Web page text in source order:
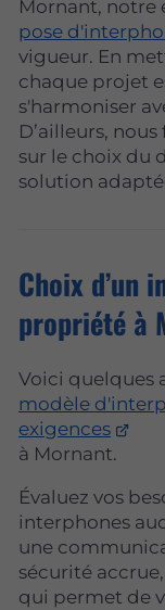
Mornant, notre
pose
vigueur. En
chaque projet
s'harmoniser
D’ailleurs,
sur le choix du
solution
Choix d’un
propriété à
Voici quelques
modèle
exigences
à Mornant.
Évaluez vos
interphones
une
sécurité
qui permet de